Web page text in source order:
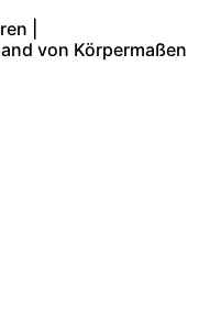
|
von Körpermaßen